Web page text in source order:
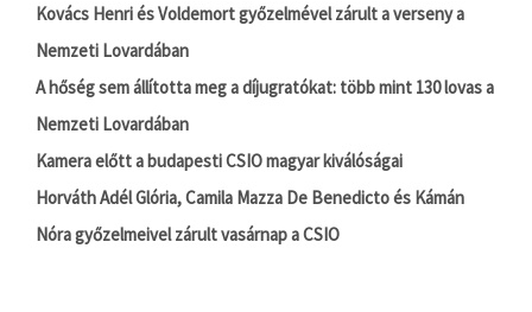
Kovács Henri és Voldemort győzelmével zárult a verseny a
Nemzeti Lovardában
A hőség sem állította meg a díjugratókat: több mint 130 lovas a
Nemzeti Lovardában
Kamera előtt a budapesti CSIO magyar kiválóságai
Horváth Adél Glória, Camila Mazza De Benedicto és Kámán
Nóra győzelmeivel zárult vasárnap a CSIO